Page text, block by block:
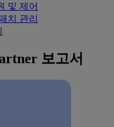
및 제어
치 관리
보고서